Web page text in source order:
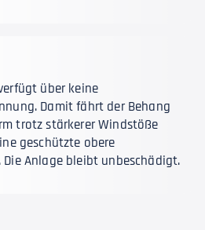
über keine
Damit fährt der Behang
trotz stärkerer Windstöße
geschützte obere
Die Anlage bleibt unbeschädigt.